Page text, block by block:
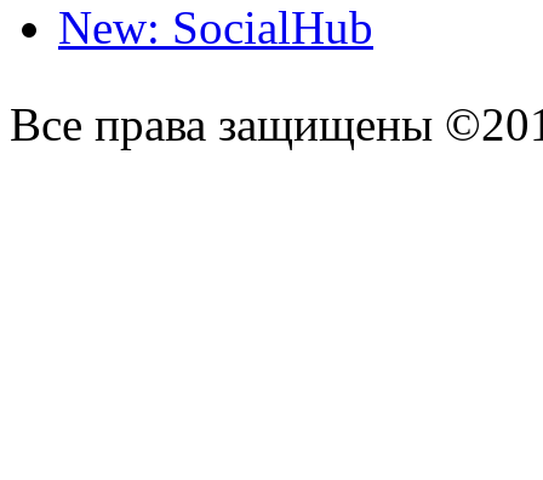
New: SocialHub
Все права защищены